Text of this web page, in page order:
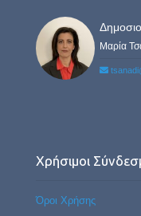
Μαρία
Χρήσιμοι
Όροι Χρήσης